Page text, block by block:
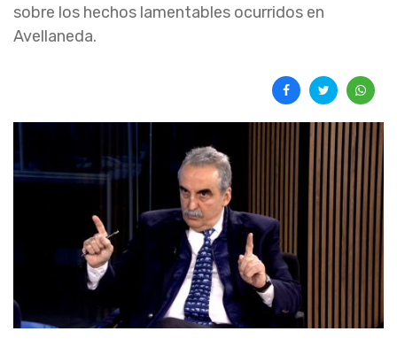
sobre los hechos lamentables ocurridos en
Avellaneda.